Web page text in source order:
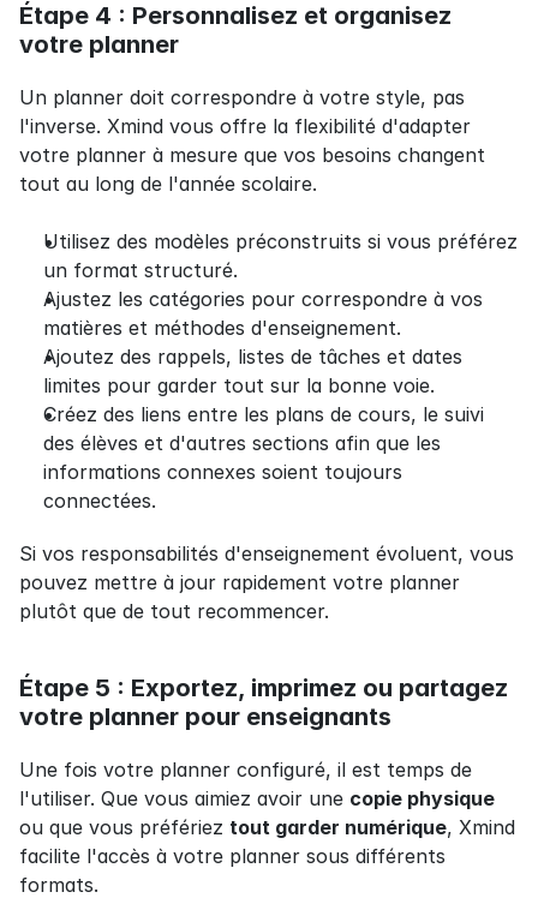
Étape 4 : Personnalisez et organisez
votre planner
Un planner doit correspondre à votre style, pas
l'inverse. Xmind vous offre la flexibilité d'adapter
votre planner à mesure que vos besoins changent
tout au long de l'année scolaire.
Utilisez des modèles préconstruits si vous préférez
un format structuré.
Ajustez les catégories pour correspondre à vos
matières et méthodes d'enseignement.
Ajoutez des rappels, listes de tâches et dates
limites pour garder tout sur la bonne voie.
Créez des liens entre les plans de cours, le suivi
des élèves et d'autres sections afin que les
informations connexes soient toujours
connectées.
Si vos responsabilités d'enseignement évoluent, vous
pouvez mettre à jour rapidement votre planner
plutôt que de tout recommencer.
Étape 5 : Exportez, imprimez ou partagez
votre planner pour enseignants
Une fois votre planner configuré, il est temps de
l'utiliser. Que vous aimiez avoir une copie physique
ou que vous préfériez tout garder numérique, Xmind
facilite l'accès à votre planner sous différents
formats.